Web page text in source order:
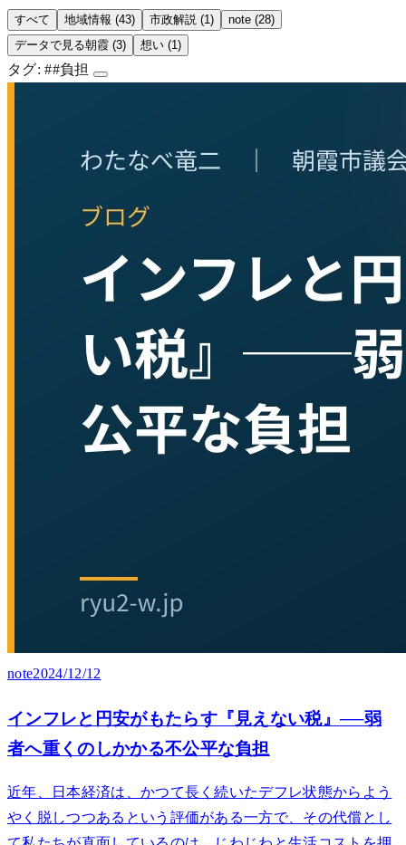
すべて 地域情報 (43) 市政解説 (1)
note (28)
データで見る朝霞 (3)
想い (1)
タグ: ##負担
note2024/12/12
インフレと円安がもたらす『見えない税』──弱
者へ重くのしかかる不公平な負担
近年、日本経済は、かつて長く続いたデフレ状態からよう
やく脱しつつあるという評価がある一方で、その代償とし